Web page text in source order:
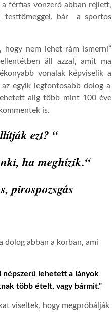
a férfias vonzerő abban rejlett,
testömeggel, bár a sportos
hogy nem lehet rám ismerni”
áll azzal, amit ma
vonal ak képviselik a
egyik legfontosabb dolog a
alig több mint 100 éve
is.
ezt? “
,ha meghízik.“
pirospozsgás
abban a korban, ami
népszerű lehetett a lányok
több ételt, vagy bármit.”
viseltek, hogy megpróbálják